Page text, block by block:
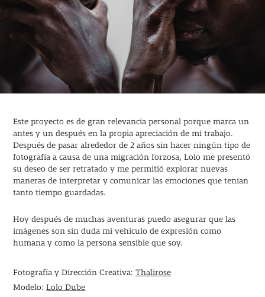
Este proyecto es de gran relevancia personal porque marca un
antes y un después en la propia apreciación de mi trabajo.
Después de pasar alrededor de 2 años sin hacer ningún tipo de
fotografía a causa de una migración forzosa, Lolo me presentó
su deseo de ser retratado y me permitió explorar nuevas
maneras de interpretar y comunicar las emociones que tenían
tanto tiempo guardadas.
Hoy después de muchas aventuras puedo asegurar que las
imágenes son sin duda mi vehículo de expresión como
humana y como la persona sensible que soy.
Fotografía y Dirección Creativa:Thalirose
Modelo:Lolo Dube